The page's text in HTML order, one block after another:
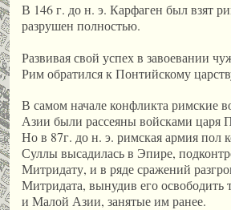
В 146 г. до н. э. Карфаген был взят
разрушен полностью.
Развивая свой успех в завоевании
Рим обратился к Понтийскому
В самом начале конфликта римские
Азии были рассеяны войсками царя
Но в 87г. до н. э. римская армия пол
Суллы высадилась в Эпире,
Митридату, и в ряде сражений
Митридата, вынудив его освободить
и Малой Азии, занятые им ранее.